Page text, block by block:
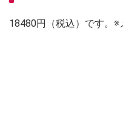
18480円（税込）です。